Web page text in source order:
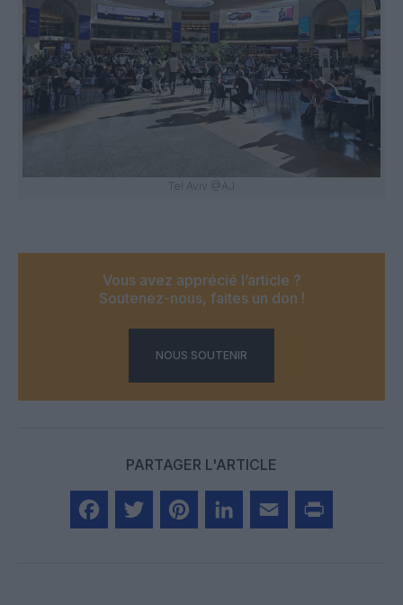
Tel Aviv @AJ
Vous avez apprécié l’article ?
Soutenez-nous, faites un don !
NOUS SOUTENIR
PARTAGER L'ARTICLE